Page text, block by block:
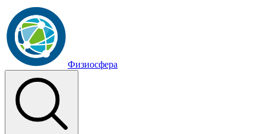
Физиосфера